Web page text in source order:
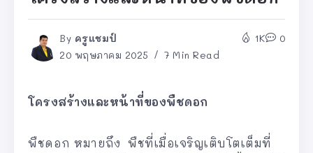
By ครูแชมป์
20 พฤษภาคม 2025
7 Min Read
1K 0
โครงสร้างและหน้าที่ของพืชดอก
พืชดอก หมายถึง พืชที่เมื่อเจริญเติบโตเต็มที่